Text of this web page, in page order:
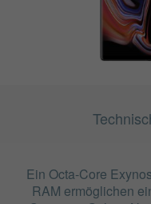
Ein Octa-Core
RAM ermöglichen